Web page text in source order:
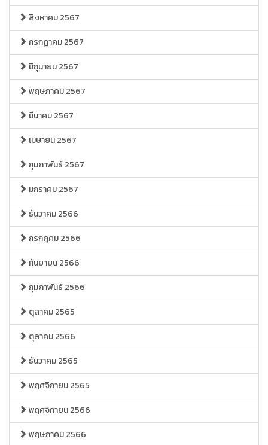
สิงหาคม 2567
กรกฏาคม 2567
มิถุนายน 2567
พฤษภาคม 2567
มีนาคม 2567
เมษายน 2567
กุมภาพันธ์ 2567
มกราคม 2567
ธันวาคม 2566
กรกฎคม 2566
กันยายน 2566
กุมภาพันธ์ 2566
ตุลาคม 2565
ตุลาคม 2566
ธันวาคม 2565
พฤศจิกายน 2565
พฤศจิกายน 2566
พฤษภาคม 2566